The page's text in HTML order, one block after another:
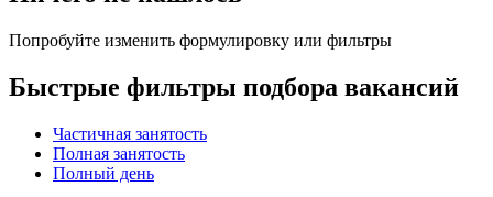
Попробуйте изменить формулировку или фильтры
Быстрые фильтры подбора вакансий
Частичная занятость
Полная занятость
Полный день